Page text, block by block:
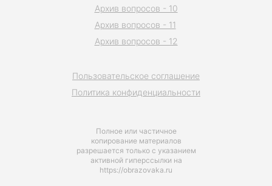
Полное или частичное
копирование материалов
разрешается только с указанием
активной гиперссылки на
https://obrazovaka.ru
Пользовательское соглашение
Политика конфиденциальности
Архив вопросов - 10
Архив вопросов - 11
Архив вопросов - 12